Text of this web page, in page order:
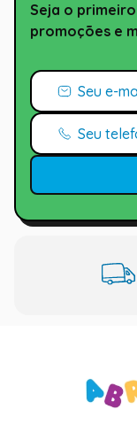
Seja o
promoções e